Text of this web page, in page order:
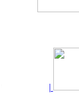
|